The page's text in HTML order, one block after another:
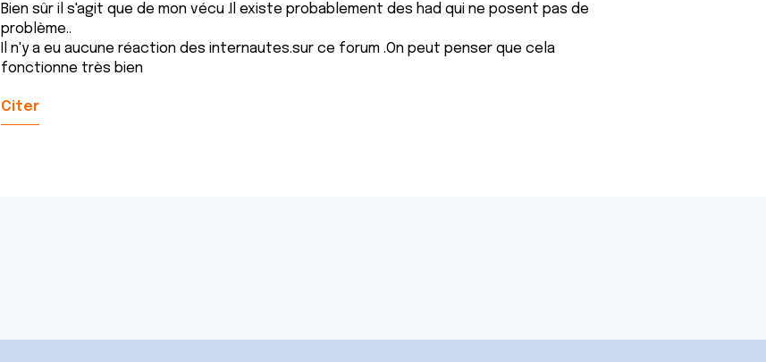
Bien sûr il s'agit que de mon vécu .Il existe probablement des had qui ne posent pas de
problème..
Il n'y a eu aucune réaction des internautes.sur ce forum .On peut penser que cela
fonctionne très bien
Citer